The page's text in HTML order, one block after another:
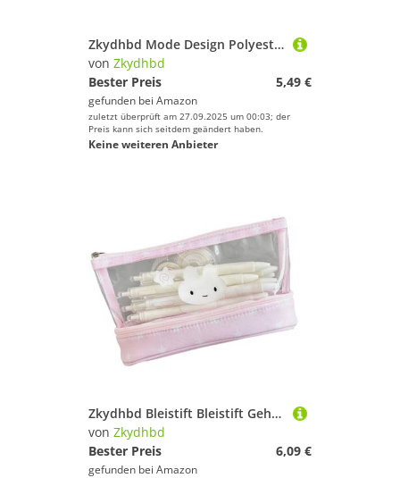
Zkydhbd Mode Design Polyester Stift Hülle Große Speicherfläche wasserdichte Futterkompakt Für Studenten Büro Verwenden Polyester Bleistift Hülle
von Zkydhbd
Bester Preis
5,49 €
gefunden bei Amazon
zuletzt überprüft am 27.09.2025 um 00:03; der
Preis kann sich seitdem geändert haben.
Keine weiteren Anbieter
Zkydhbd Bleistift Bleistift Gehäuse Wasserbeständiger Stiftbeutel 2 Fachmarker Speicherbeutel Tragbare Kunstversorgungsorganisatoren Plastikstifte Für Studenten
von Zkydhbd
Bester Preis
6,09 €
gefunden bei Amazon